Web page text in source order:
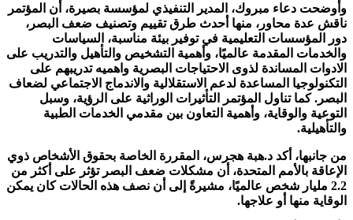
وأوضحت دعاء مبروك، المدير التنفيذي لمؤسسة بصيرة، أن المؤتمر
ناقش عدة محاور، منها أحدث طرق تقييم وتصنيف ضعف البصر،
دور المؤسسات التعليمية في توفير بيئة مناسبة، السياسات
والخدمات المقدمة عالميًا، وأهمية التشخيص والتأهيل والتدريب على
الادوات المساندة لذوى الاحتياجات البصرية واهميه تدريبهم على
التكنولوجيا المساعدة لدعم الاستقلالية والاندماج الاجتماعي لضعاف
البصر. كما تناول المؤتمر التأثيرات الوراثية على الرؤية، وسبل
التوعية والوقاية، وأهمية التعاون بين مقدمي الخدمات الطبية
والتأهيلية.
من جانبها، أكد د.هبة هجرس، المقررة الخاصة بحقوق الأشخاص ذوي
الإعاقة بالأمم المتحدة، أن مشكلات ضعف البصر تؤثر على أكثر من
2.2 مليار شخص عالميًا، مشيرةً إلى أن نصف هذه الحالات كان يمكن
الوقاية منها أو علاجها.